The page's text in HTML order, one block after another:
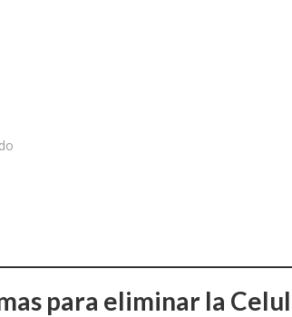
para eliminar la